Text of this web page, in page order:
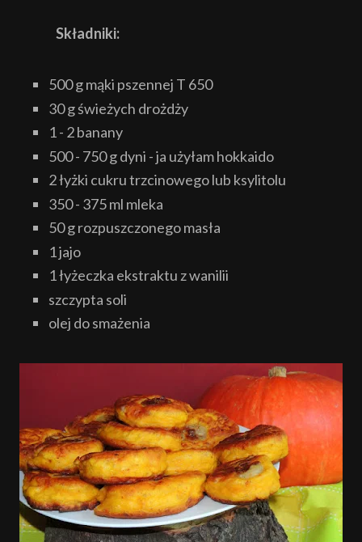
Składniki:
500 g mąki pszennej T 650
30 g świeżych drożdży
1 - 2 banany
500 - 750 g dyni - ja użyłam hokkaido
2 łyżki cukru trzcinowego lub ksylitolu
350 - 375 ml mleka
50 g rozpuszczonego masła
1 jajo
1 łyżeczka ekstraktu z wanilii
szczypta soli
olej do smażenia